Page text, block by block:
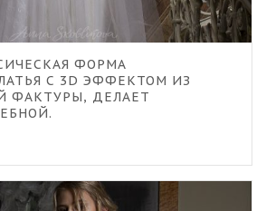
ФОРМА
С 3D ЭФФЕКТОМ ИЗ
ФАКТУРЫ, ДЕЛАЕТ